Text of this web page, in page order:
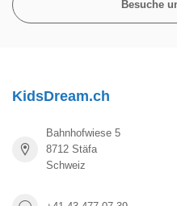
Besuche
KidsDream.ch
Bahnhofwiese 5
8712 Stäfa
Schweiz